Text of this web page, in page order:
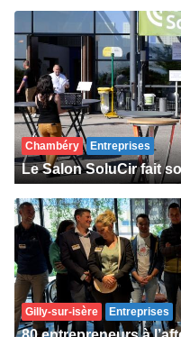
Chambéry Entreprises
Le Salon SoluCir fait
Gilly-sur-isère Entreprises